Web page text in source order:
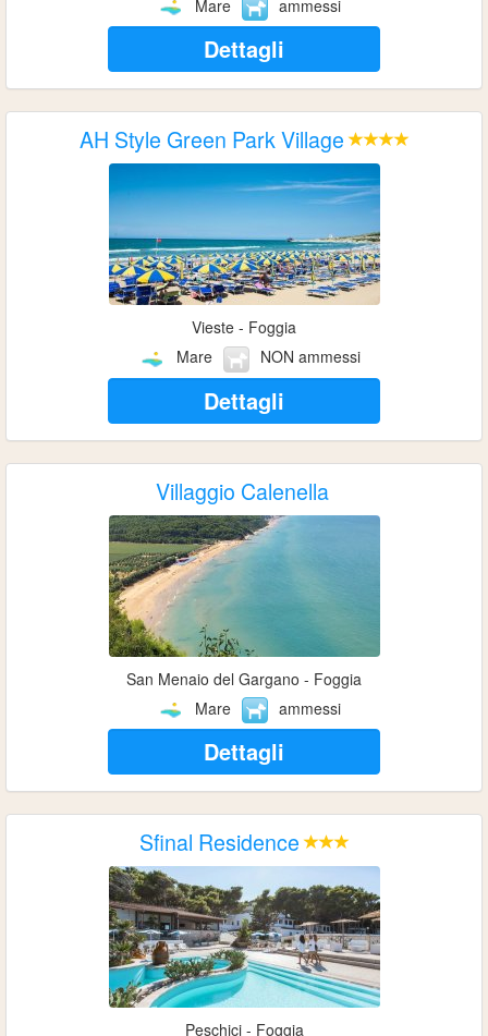
Mare ammessi
Dettagli
AH Style Green Park Village
Vieste - Foggia
Mare
NON ammessi
Dettagli
Villaggio Calenella
San Menaio del Gargano - Foggia
Mare
ammessi
Dettagli
Sfinal Residence
Peschici - Foggia